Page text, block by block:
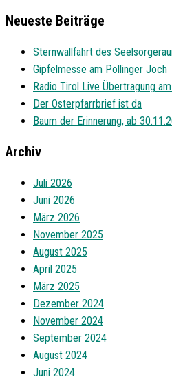
Neueste Beiträge
Sternwallfahrt des
Gipfelmesse am Pollinger Joch
Radio Tirol Live Übertragung
Der Osterpfarrbrief ist da
Baum der Erinnerung, ab
Archiv
Juli 2026
Juni 2026
März 2026
November 2025
August 2025
April 2025
März 2025
Dezember 2024
November 2024
September 2024
August 2024
Juni 2024